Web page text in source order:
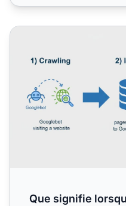
Que signifie lorsqu'une
Que signifie